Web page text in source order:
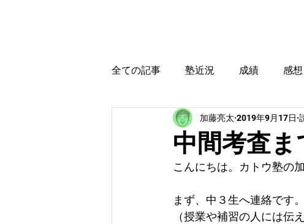
全ての記事 塾近況 成績 感想
育児・教育本感想 受験に役立つ
中間考査
加藤亮太 2019年9月17日
こんにちは。カトウ塾の加
まず、中３生へ連絡です。
（授業や補習の人には伝